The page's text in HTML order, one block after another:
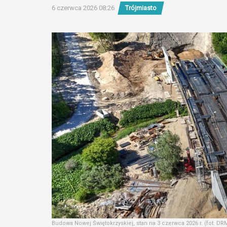
6 czerwca 2026 08:26 Trójmiasto
Budowa Nowej Świętokrzyskiej, stan na 3 czerwca 2026 r. (fot.